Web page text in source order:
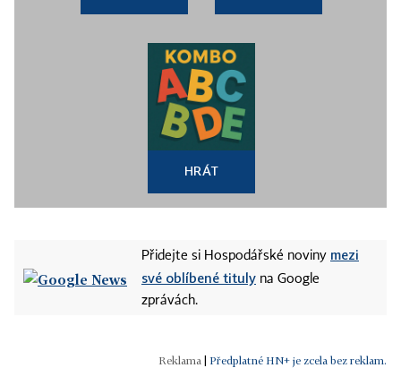
HRÁT
Přidejte si Hospodářské noviny mezi
své oblíbené tituly na Google
zprávách.
Předplatné HN+ je zcela bez reklam.